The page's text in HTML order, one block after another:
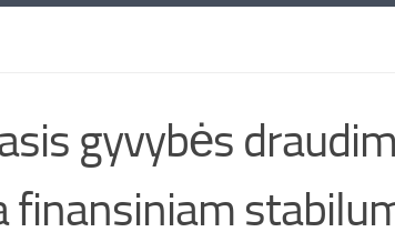
gyvybės
finansiniam